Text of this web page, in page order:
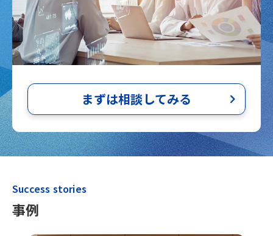
まずは相談してみる
Success stories
事例